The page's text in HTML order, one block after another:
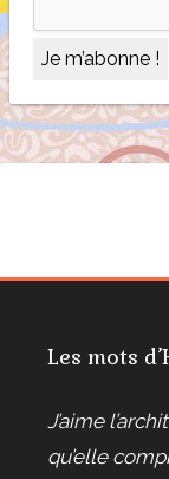
Les mots
J’aime
qu’elle